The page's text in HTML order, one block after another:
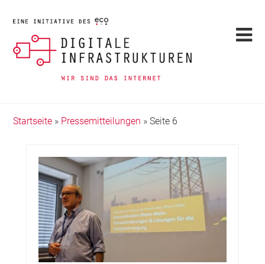
Startseite » Pressemitteilungen »Seite 6